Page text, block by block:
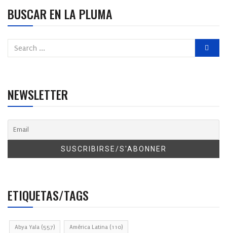
BUSCAR EN LA PLUMA
NEWSLETTER
ETIQUETAS/TAGS
Abya Yala (557) América Latina (110)